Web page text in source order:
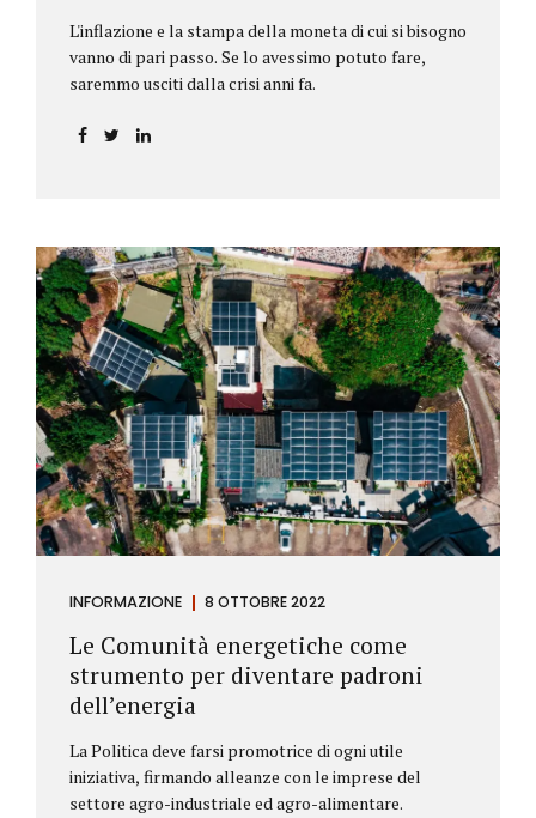
L'inflazione e la stampa della moneta di cui si bisogno
vanno di pari passo. Se lo avessimo potuto fare,
saremmo usciti dalla crisi anni fa.
INFORMAZIONE 8 OTTOBRE 2022
Le Comunità energetiche come
strumento per diventare padroni
dell’energia
La Politica deve farsi promotrice di ogni utile
iniziativa, firmando alleanze con le imprese del
settore agro-industriale ed agro-alimentare.